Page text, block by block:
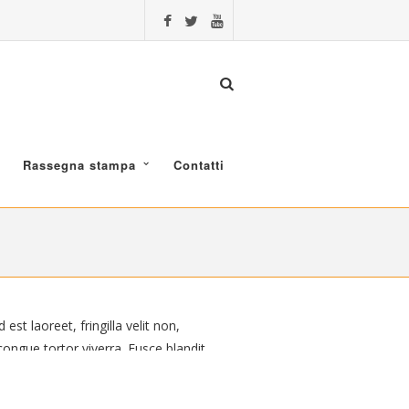
Rassegna stampa Contatti
est laoreet, fringilla velit non,
tortor viverra. Fusce blandit
mollis ligula dictum id. Aenean